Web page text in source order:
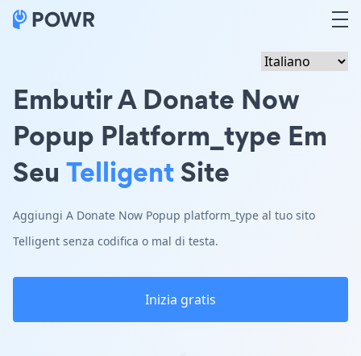
Embutir A Donate Now
Popup Platform_type Em
Seu TelligentSite
Aggiungi A Donate Now Popup platform_type al tuo sito
Telligent senza codifica o mal di testa.
Inizia gratis